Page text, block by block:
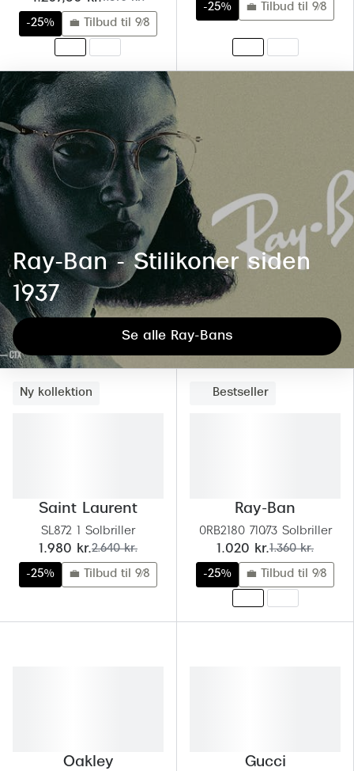
-25% 💼 Tilbud til 9/8
-25% 💼 Tilbud til 9/8
Ray-Ban - Stilikoner siden
1937
Se alle Ray-Bans
Ny kollektion
Saint Laurent
SL872 1 Solbriller
nu:
1.980 kr.før:
2.640 kr.
-25% 💼 Tilbud til 9/8
Bestseller
Ray-Ban
0RB2180 710/73 Solbriller
nu:
1.020 kr.før:
1.360 kr.
-25% 💼 Tilbud til 9/8
Oakley Gucci